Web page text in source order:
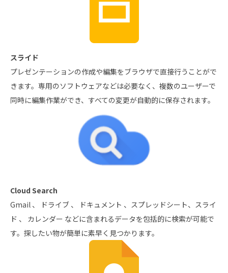
スライド
プレゼンテーションの作成や編集をブラウザで直接行うことがで
きます。専用のソフトウェアなどは必要なく、複数のユーザーで
同時に編集作業ができ、すべての変更が自動的に保存されます。
Cloud Search
Gmail 、 ドライブ 、 ドキュメント 、スプレッドシート、スライ
ド 、 カレンダー などに含まれるデータを包括的に検索が可能で
す。探したい物が簡単に素早く見つかります。